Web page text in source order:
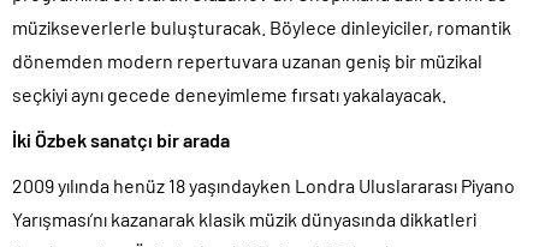
müzikseverlerle buluşturacak. Böylece dinleyiciler, romantik
dönemden modern repertuvara uzanan geniş bir müzikal
seçkiyi aynı gecede deneyimleme fırsatı yakalayacak.
İki Özbek sanatçı bir arada
2009 yılında henüz 18 yaşındayken Londra Uluslararası Piyano
Yarışması’nı kazanarak klasik müzik dünyasında dikkatleri